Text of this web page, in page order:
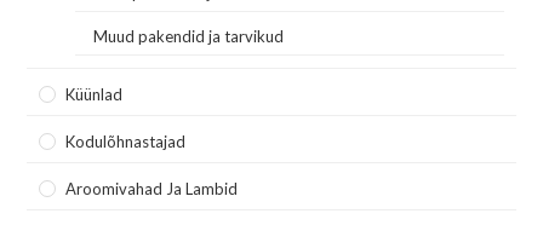
Muud pakendid ja tarvikud
Küünlad
Kodulõhnastajad
Aroomivahad Ja Lambid